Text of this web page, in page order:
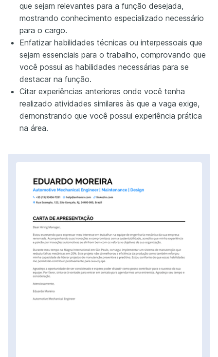
que sejam relevantes para a função desejada,
mostrando conhecimento especializado necessário
para o cargo.
Enfatizar habilidades técnicas ou interpessoais que
sejam essenciais para o trabalho, comprovando que
você possui as habilidades necessárias para se
destacar na função.
Citar experiências anteriores onde você tenha
realizado atividades similares às que a vaga exige,
demonstrando que você possui experiência prática
na área.